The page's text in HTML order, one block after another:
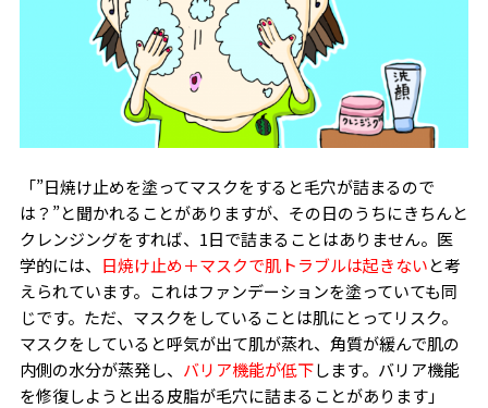
「”日焼け止めを塗ってマスクをすると毛穴が詰まるので
は？”と聞かれることがありますが、その日のうちにきちんと
クレンジングをすれば、1日で詰まることはありません。医
学的には、 日焼け止め＋マスクで肌トラブルは起きないと考
えられています。これはファンデーションを塗っていても同
じです。ただ、マスクをしていることは肌にとってリスク。
マスクをしていると呼気が出て肌が蒸れ、角質が緩んで肌の
内側の水分が蒸発し、 バリア機能が低下します。バリア機能
を修復しようと出る皮脂が毛穴に詰まることがあります」